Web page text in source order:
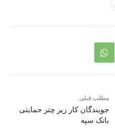
مطلب قبلی
جویندگان کار زیر چتر حمایتی
بانک سپه